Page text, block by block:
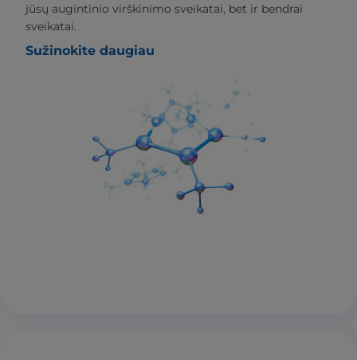
jūsų augintinio virškinimo sveikatai, bet ir bendrai
sveikatai.
Sužinokite daugiau